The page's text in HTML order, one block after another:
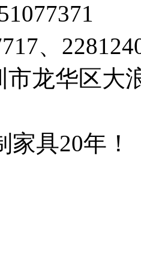
、
市龙华区大
具20年！